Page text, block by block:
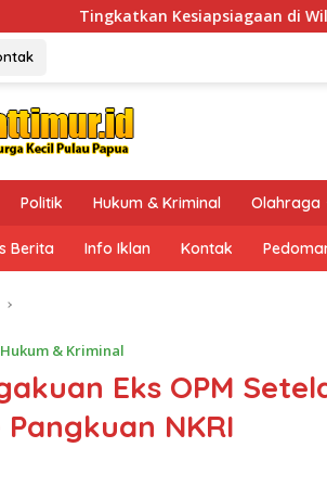
di Wilayah Rawan, BPBD
Politik Hukum & Kriminal Olahraga
Berita Info Iklan Kontak
Hukum & Kriminal
Eks OPM
NKRI